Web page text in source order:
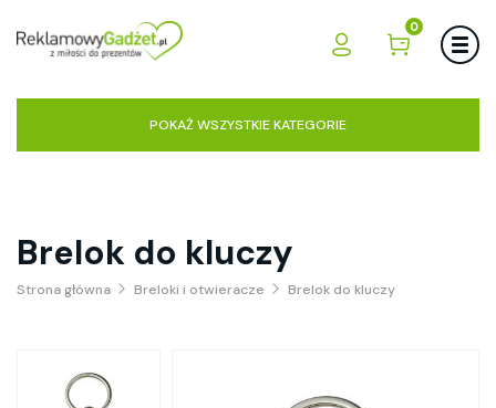
0
POKAŻ WSZYSTKIE KATEGORIE
Brelok do kluczy
Strona główna Breloki i otwieracze Brelok do kluczy